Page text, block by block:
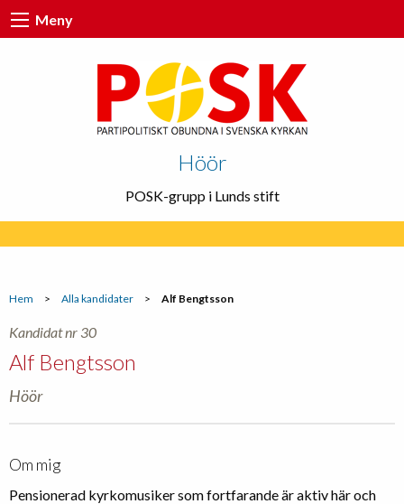
Meny
Höör
POSK-grupp i Lunds stift
Hem > Alla kandidater > Alf Bengtsson
Kandidat nr 30
Alf Bengtsson
Höör
Om mig
Pensionerad kyrkomusiker som fortfarande är aktiv här och